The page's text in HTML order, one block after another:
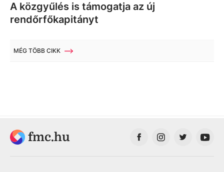
A közgyűlés is támogatja az új
rendőrfőkapitányt
MÉG TÖBB CIKK
fmc.hu